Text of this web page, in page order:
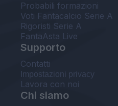
Probabili formazioni
Voti Fantacalcio Serie A
Rigoristi Serie A
FantaAsta Live
Supporto
Contatti
Impostazioni privacy
Lavora con noi
Chi siamo